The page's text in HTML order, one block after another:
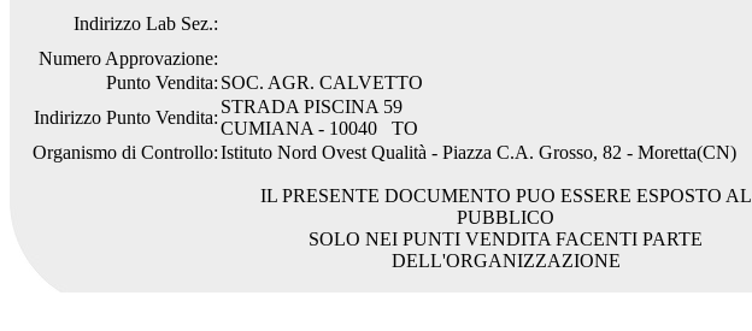
Indirizzo Lab Sez.:
Numero Approvazione:
Punto Vendita: SOC. AGR. CALVETTO
Indirizzo Punto Vendita:
STRADA PISCINA 59
CUMIANA - 10040 TO
Organismo di Controllo:Istituto Nord Ovest Qualità - Piazza C.A. Grosso, 82 - Moretta(CN)
IL PRESENTE DOCUMENTO PUO ESSERE ESPOSTO AL
PUBBLICO
SOLO NEI PUNTI VENDITA FACENTI PARTE
DELL'ORGANIZZAZIONE